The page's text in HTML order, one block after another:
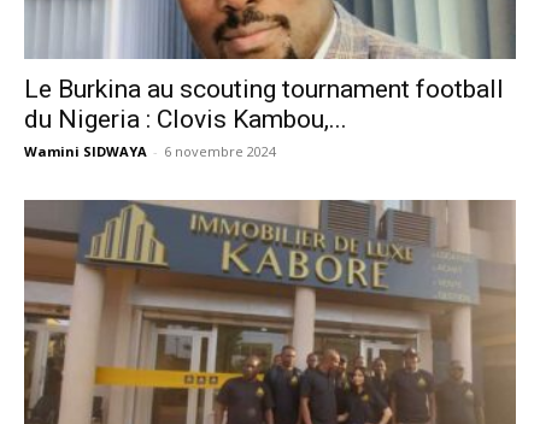
Le Burkina au scouting tournament football
du Nigeria : Clovis Kambou,...
Wamini SIDWAYA - 6 novembre 2024